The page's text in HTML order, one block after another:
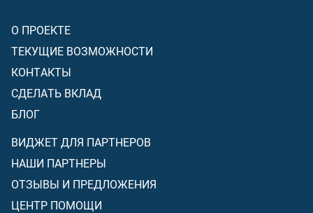
О ПРОЕКТЕ
ТЕКУЩИЕ ВОЗМОЖНОСТИ
КОНТАКТЫ
СДЕЛАТЬ ВКЛАД
БЛОГ
ВИДЖЕТ ДЛЯ ПАРТНЕРОВ
НАШИ ПАРТНЕРЫ
ОТЗЫВЫ И ПРЕДЛОЖЕНИЯ
ЦЕНТР ПОМОЩИ